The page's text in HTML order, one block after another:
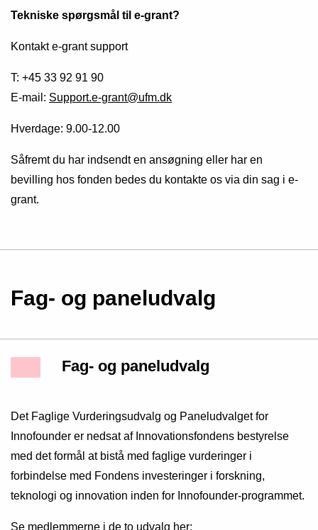
Tekniske spørgsmål til e-grant?
Kontakt e-grant support
T: +45 33 92 91 90
E-mail: Support.e-grant@ufm.dk
Hverdage: 9.00-12.00
Såfremt du har indsendt en ansøgning eller har en
bevilling hos fonden bedes du kontakte os via din sag i e-
grant.
Fag- og paneludvalg
Fag- og paneludvalg
Det Faglige Vurderingsudvalg og Paneludvalget for
Innofounder er nedsat af Innovationsfondens bestyrelse
med det formål at bistå med faglige vurderinger i
forbindelse med Fondens investeringer i forskning,
teknologi og innovation inden for Innofounder-programmet.
Se medlemmerne i de to udvalg her: